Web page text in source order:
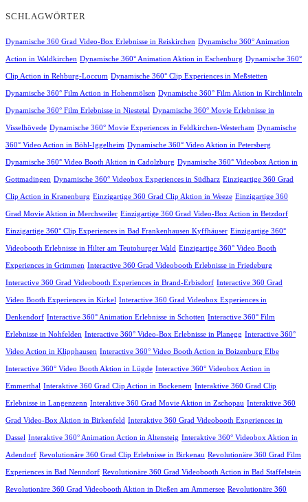
SCHLAGWÖRTER
Dynamische 360 Grad Video-Box Erlebnisse in Reiskirchen Dynamische 360° Animation
Action in Waldkirchen Dynamische 360° Animation Aktion in Eschenburg Dynamische 360°
Clip Action in Rehburg-Loccum Dynamische 360° Clip Experiences in Meßstetten
Dynamische 360° Film Action in Hohenmölsen Dynamische 360° Film Aktion in Kirchlinteln
Dynamische 360° Film Erlebnisse in Niestetal Dynamische 360° Movie Erlebnisse in
Visselhövede Dynamische 360° Movie Experiences in Feldkirchen-Westerham Dynamische
360° Video Action in Böhl-Iggelheim Dynamische 360° Video Aktion in Petersberg
Dynamische 360° Video Booth Aktion in Cadolzburg Dynamische 360° Videobox Action in
Gottmadingen Dynamische 360° Videobox Experiences in Südharz Einzigartige 360 Grad
Clip Action in Kranenburg Einzigartige 360 Grad Clip Aktion in Weeze Einzigartige 360
Grad Movie Aktion in Merchweiler Einzigartige 360 Grad Video-Box Action in Betzdorf
Einzigartige 360° Clip Experiences in Bad Frankenhausen Kyffhäuser Einzigartige 360°
Videobooth Erlebnisse in Hilter am Teutoburger Wald Einzigartige 360° Video Booth
Experiences in Grimmen Interactive 360 Grad Videobooth Erlebnisse in Friedeburg
Interactive 360 Grad Videobooth Experiences in Brand-Erbisdorf Interactive 360 Grad
Video Booth Experiences in Kirkel Interactive 360 Grad Videobox Experiences in
Denkendorf Interactive 360° Animation Erlebnisse in Schotten Interactive 360° Film
Erlebnisse in Nohfelden Interactive 360° Video-Box Erlebnisse in Planegg Interactive 360°
Video Action in Klipphausen Interactive 360° Video Booth Action in Boizenburg Elbe
Interactive 360° Video Booth Aktion in Lügde Interactive 360° Videobox Action in
Emmerthal Interaktive 360 Grad Clip Action in Bockenem Interaktive 360 Grad Clip
Erlebnisse in Langenzenn Interaktive 360 Grad Movie Aktion in Zschopau Interaktive 360
Grad Video-Box Aktion in Birkenfeld Interaktive 360 Grad Videobooth Experiences in
Dassel Interaktive 360° Animation Action in Altensteig Interaktive 360° Videobox Aktion in
Adendorf Revolutionäre 360 Grad Clip Erlebnisse in Birkenau Revolutionäre 360 Grad Film
Experiences in Bad Nenndorf Revolutionäre 360 Grad Videobooth Action in Bad Staffelstein
Revolutionäre 360 Grad Videobooth Aktion in Dießen am Ammersee Revolutionäre 360